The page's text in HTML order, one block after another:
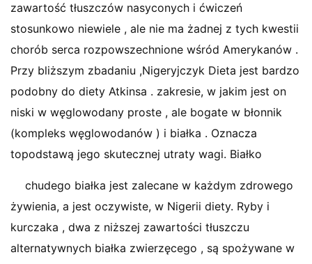
zawartość tłuszczów nasyconych i ćwiczeń
stosunkowo niewiele , ale nie ma żadnej z tych kwestii
chorób serca rozpowszechnione wśród Amerykanów .
Przy bliższym zbadaniu ,Nigeryjczyk Dieta jest bardzo
podobny do diety Atkinsa . zakresie, w jakim jest on
niski w węglowodany proste , ale bogate w błonnik
(kompleks węglowodanów ) i białka . Oznacza
topodstawą jego skutecznej utraty wagi. Białko
chudego białka jest zalecane w każdym zdrowego
żywienia, a jest oczywiste, w Nigerii diety. Ryby i
kurczaka , dwa z niższej zawartości tłuszczu
alternatywnych białka zwierzęcego , są spożywane w